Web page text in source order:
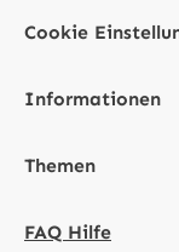
Cookie
Informationen
Themen
FAQ Hilfe